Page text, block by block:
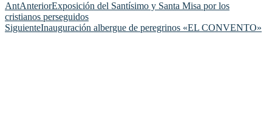
AntAnteriorExposición del Santísimo y Santa Misa por los
cristianos perseguidos
SiguienteInauguración albergue de peregrinos «EL CONVENTO»